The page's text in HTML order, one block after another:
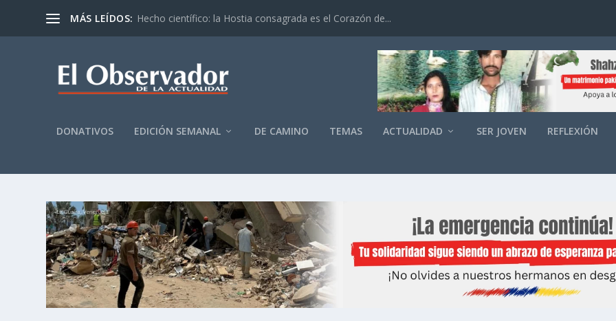
MÁS LEÍDOS: Hecho científico: la Hostia consagrada es el Corazón de...
DONATIVOS EDICIÓN SEMANAL DE CAMINO TEMAS ACTUALIDAD SER JOVEN REFLEXIÓN